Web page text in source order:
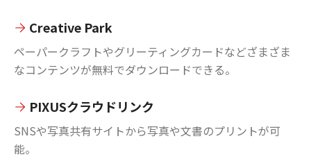
Creative Park
ペーパークラフトやグリーティングカードなどざまざま
なコンテンツが無料でダウンロードできる。
PIXUSクラウドリンク
SNSや写真共有サイトから写真や文書のプリントが可
能。